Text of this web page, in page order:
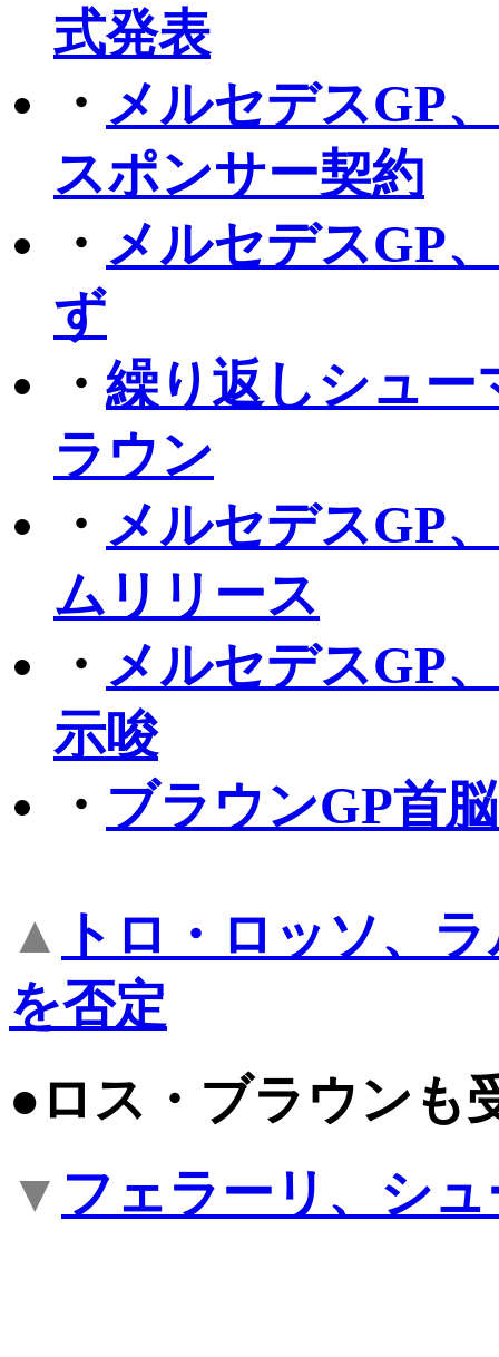
式発表
・ メルセデスGP
スポンサー契約
・ メルセデスGP
ず
・ 繰り返しシュー
ラウン
・ メルセデスGP
ムリリース
・ メルセデスGP
示唆
・ ブラウンGP首
▲
トロ・ロッソ、
を否定
●ロス・ブラウンも
▼ フェラーリ、シ